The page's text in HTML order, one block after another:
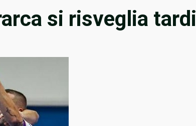
si risveglia tardi